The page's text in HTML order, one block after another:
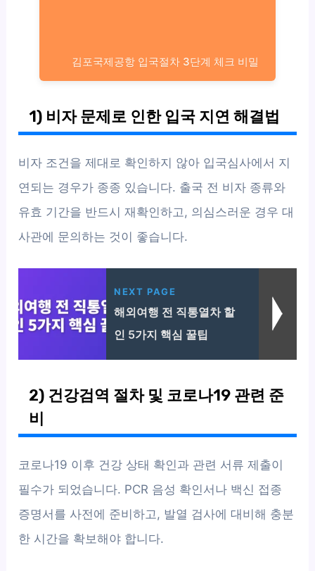
김포국제공항 입국절차 3단계 체크 비밀
1) 비자 문제로 인한 입국 지연 해결법
비자 조건을 제대로 확인하지 않아 입국심사에서 지
연되는 경우가 종종 있습니다. 출국 전 비자 종류와
유효 기간을 반드시 재확인하고, 의심스러운 경우 대
사관에 문의하는 것이 좋습니다.
NEXT PAGE
해외여행 전 직통열차 할
인 5가지 핵심 꿀팁
2) 건강검역 절차 및 코로나19 관련 준
비
코로나19 이후 건강 상태 확인과 관련 서류 제출이
필수가 되었습니다. PCR 음성 확인서나 백신 접종
증명서를 사전에 준비하고, 발열 검사에 대비해 충분
한 시간을 확보해야 합니다.